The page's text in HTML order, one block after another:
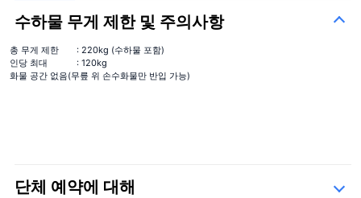
수하물 무게 제한 및 주의사항
총 무게 제한
: 220kg (수하물 포함)
인당 최대
: 120kg
화물 공간 없음(무릎 위 손수화물만 반입 가능)
단체 예약에 대해